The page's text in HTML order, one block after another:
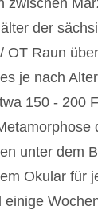
der
OT Raun
je nach
150 - 200
unter dem
Okular für
einige